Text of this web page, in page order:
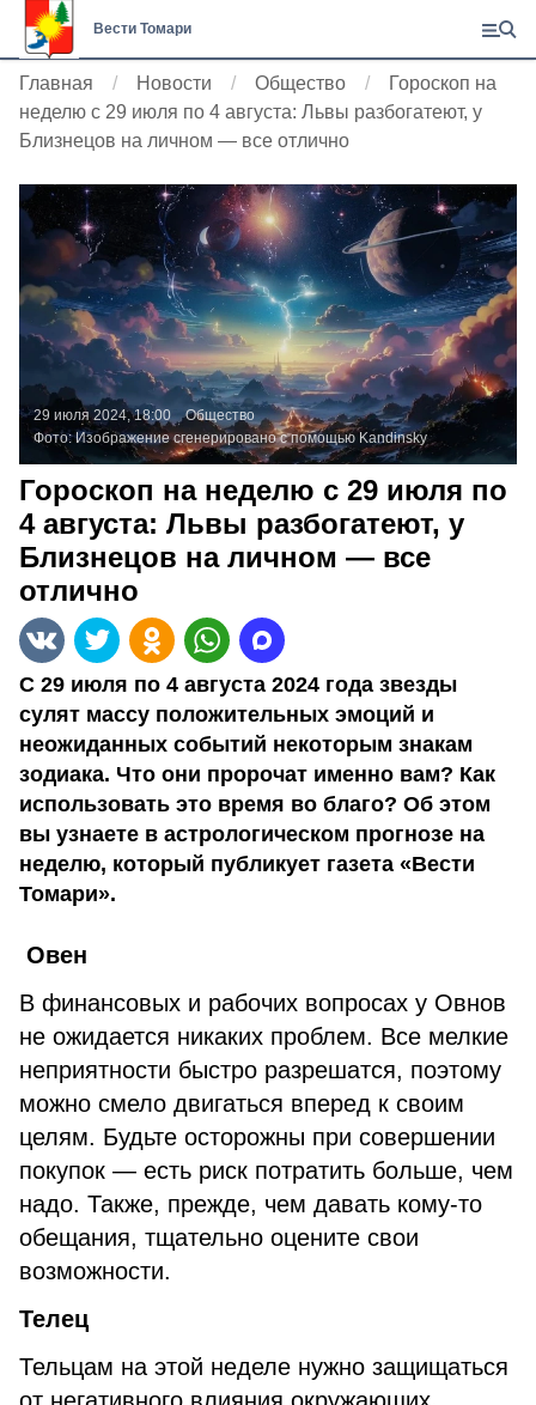
Вести Томари
Главная Новости Общество
Гороскоп на
неделю с 29 июля по 4 августа: Львы разбогатеют, у
Близнецов на личном — все отлично
29 июля 2024, 18:00
Общество
Фото:Изображение сгенерировано с помощью Kandinsky
Гороскоп на неделю с 29 июля по
4 августа: Львы разбогатеют, у
Близнецов на личном — все
отлично
С 29 июля по 4 августа 2024 года звезды
сулят массу положительных эмоций и
неожиданных событий некоторым знакам
зодиака. Что они пророчат именно вам? Как
использовать это время во благо? Об этом
вы узнаете в астрологическом прогнозе на
неделю, который публикует газета «Вести
Томари».
Овен
В финансовых и рабочих вопросах у Овнов
не ожидается никаких проблем. Все мелкие
неприятности быстро разрешатся, поэтому
можно смело двигаться вперед к своим
целям. Будьте осторожны при совершении
покупок — есть риск потратить больше, чем
надо. Также, прежде, чем давать кому-то
обещания, тщательно оцените свои
возможности.
Телец
Тельцам на этой неделе нужно защищаться